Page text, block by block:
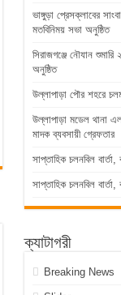
ভাঙ্গুড়া প্রেসক্লাবের
মতবিনিময় সভা অনুষ্ঠিত
সিরাজগঞ্জে নৌযান
অনুষ্ঠিত
উল্লাপাড়া পৌর শহরে
উল্লাপাড়া মডেল থানা
মাদক ব্যবসায়ী গ্রেফতার
সাপ্তাহিক চলনবিল
সাপ্তাহিক চলনবিল
ক্যাটাগরী
Breaking News